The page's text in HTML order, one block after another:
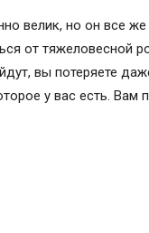
велик, но он все же
от тяжеловесной
вы потеряете
у вас есть. Вам